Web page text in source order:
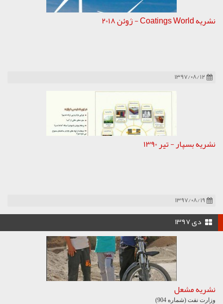
نشریه Coatings World - ژوئن 2018
۱۳۹۷/۰۸/۱۲
نشریه بسپار - تیر 1390
۱۳۹۷/۰۸/۱۹
دی ۱۳۹۷
نشریه مشعل
وزارت نفت (شماره 904)